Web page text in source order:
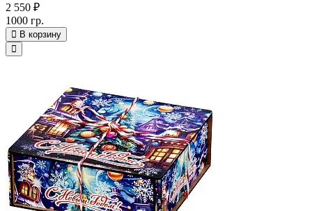
2 550 ₽
1000 гр.
В корзину